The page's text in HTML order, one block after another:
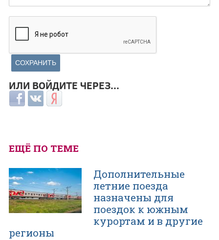
ИЛИ ВОЙДИТЕ ЧЕРЕЗ...
Login with Facebook
Login with ВКонтакте
Login with Яндекс
ЕЩЁ ПО ТЕМЕ
Дополнительные
летние поезда
назначены для
поездок к южным
курортам и в другие
регионы